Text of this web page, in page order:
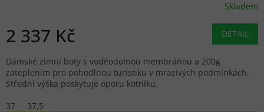
Skladem
2 337 Kč DETAIL
Dámské zimní boty s voděodolnou membránou a 200g
zateplením pro pohodlnou turistiku v mrazivých podmínkách.
Střední výška poskytuje oporu kotníku.
37
37,5